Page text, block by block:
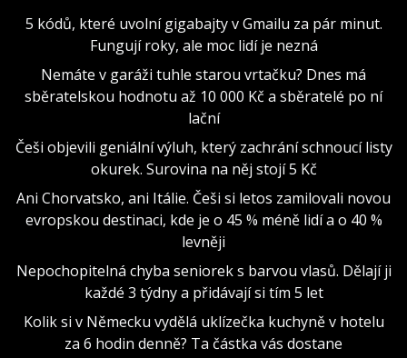
5 kódů, které uvolní gigabajty v Gmailu za pár minut.
Fungují roky, ale moc lidí je nezná
Nemáte v garáži tuhle starou vrtačku? Dnes má
sběratelskou hodnotu až 10 000 Kč a sběratelé po ní
lační
Češi objevili geniální výluh, který zachrání schnoucí listy
okurek. Surovina na něj stojí 5 Kč
Ani Chorvatsko, ani Itálie. Češi si letos zamilovali novou
evropskou destinaci, kde je o 45 % méně lidí a o 40 %
levněji
Nepochopitelná chyba seniorek s barvou vlasů. Dělají ji
každé 3 týdny a přidávají si tím 5 let
Kolik si v Německu vydělá uklízečka kuchyně v hotelu
za 6 hodin denně? Ta částka vás dostane